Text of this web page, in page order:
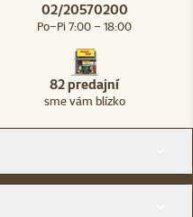
02/20570200
Po–Pi 7:00 – 18:00
82 predajní
sme vám blízko